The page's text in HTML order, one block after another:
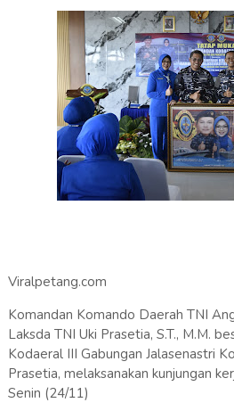
Viralpetang.com
Komandan Komando Daerah TNI
Laksda TNI Uki Prasetia, S.T., M.M.
Kodaeral III Gabungan Jalasenastri
Prasetia, melaksanakan kunjungan
Senin (24/11)